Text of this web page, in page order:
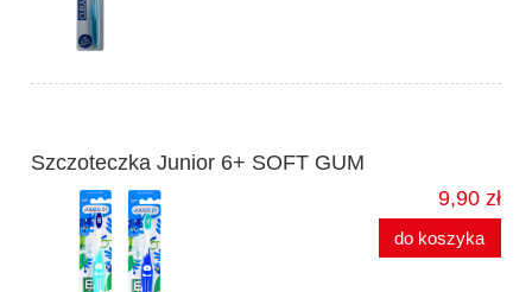
Szczoteczka Junior 6+ SOFT GUM
9,90 zł
do koszyka